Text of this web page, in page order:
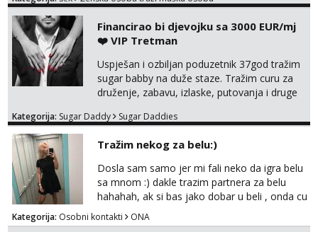
ispod i nadji me tamo, cekam te!
Financirao bi djevojku sa 3000 EUR/mj
❤️ VIP Tretman
Uspješan i ozbiljan poduzetnik 37god tražim
sugar babby na duže staze. Tražim curu za
druženje, zabavu, izlaske, putovanja i druge
otvorena, komunikativna, zgodna i atraktivna
markodalic37@gmail.com
Kategorija: Sugar Daddy Sugar Daddies
Tražim nekog za belu:)
Dosla sam samo jer mi fali neko da igra belu
sa mnom :) dakle trazim partnera za belu
hahahah, ak si bas jako dobar u beli , onda cu
razmislit za dalje Klikni na link ispod i nadji me
tamo, cekam te!
Kategorija: Osobni kontakti ONA